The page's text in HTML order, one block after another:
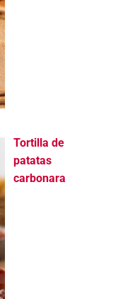
Tortilla de
patatas
carbonara